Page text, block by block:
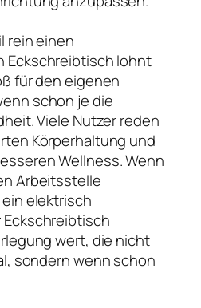
rein einen
Eckschreibtisch lohnt
für den eigenen
schon je die
Viele Nutzer reden
Körperhaltung und
Wellness. Wenn
Arbeitsstelle
elektrisch
wert, die nicht
sondern wenn schon